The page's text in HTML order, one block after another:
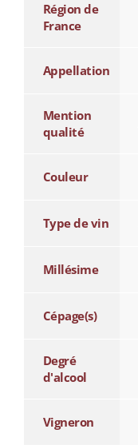
Région de
France
Appellation
Mention
qualité
Couleur
Type de vin
Millésime
Cépage(s)
Degré
d'alcool
Vigneron